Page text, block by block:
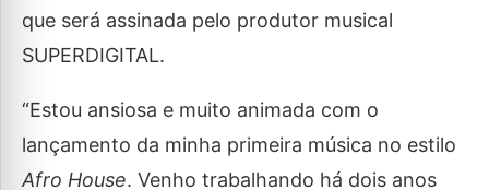
que será assinada pelo produtor musical
SUPERDIGITAL.
“Estou ansiosa e muito animada com o
lançamento da minha primeira música no estilo
Afro House. Venho trabalhando há dois anos